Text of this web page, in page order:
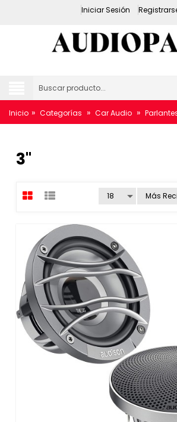
Iniciar Sesión
Inicio » Categorías » Car Audio »
3"